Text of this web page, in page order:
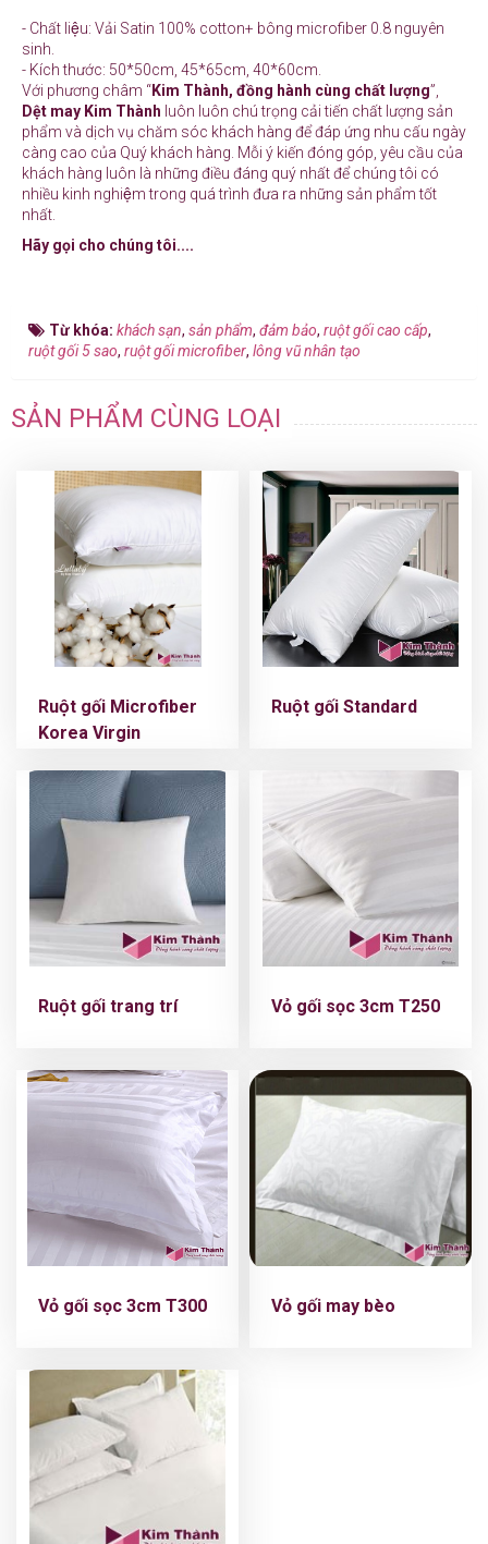
- Chất liệu: Vải Satin 100% cotton+ bông microfiber 0.8 nguyên
sinh.
- Kích thước: 50*50cm, 45*65cm, 40*60cm.
Với phương châm “Kim Thành, đồng hành cùng chất lượng”,
Dệt may Kim Thành luôn luôn chú trọng cải tiến chất lượng sản
phẩm và dịch vụ chăm sóc khách hàng để đáp ứng nhu cấu ngày
càng cao của Quý khách hàng. Mỗi ý kiến đóng góp, yêu cầu của
khách hàng luôn là những điều đáng quý nhất để chúng tôi có
nhiều kinh nghiệm trong quá trình đưa ra những sản phẩm tốt
nhất.
Hãy gọi cho chúng tôi....
Từ khóa: khách sạn, sản phẩm, đảm bảo, ruột gối cao cấp,
ruột gối 5 sao, ruột gối microfiber, lông vũ nhân tạo
SẢN PHẨM CÙNG LOẠI
Ruột gối Microfiber
Korea Virgin
Ruột gối Standard
Ruột gối trang trí Vỏ gối sọc 3cm T250
Vỏ gối sọc 3cm T300 Vỏ gối may bèo